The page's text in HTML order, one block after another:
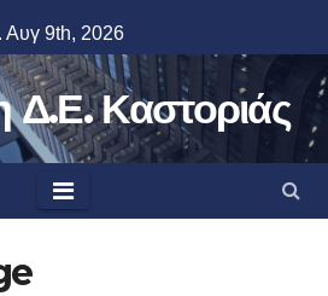
Αυγ 9th, 2026
Δ.Ε. Καστοριάς